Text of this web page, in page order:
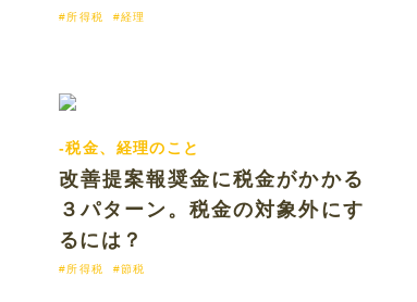
#所得税 #経理
-税金、経理のこと
改善提案報奨金に税金がかかる
３パターン。税金の対象外にす
るには？
#所得税 #節税